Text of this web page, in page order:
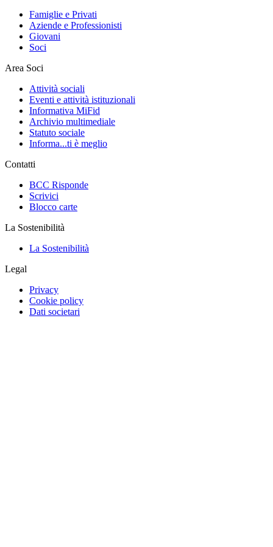
Famiglie e Privati
Aziende e Professionisti
Giovani
Soci
Area Soci
Attività sociali
Eventi e attività istituzionali
Informativa MiFid
Archivio multimediale
Statuto sociale
Informa...ti è meglio
Contatti
BCC Risponde
Scrivici
Blocco carte
La Sostenibilità
La Sostenibilità
Legal
Privacy
Cookie policy
Dati societari